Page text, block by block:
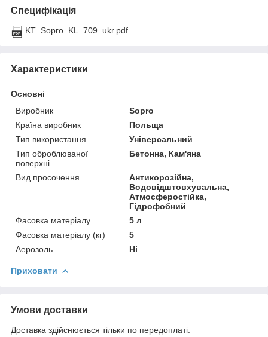
Специфікація
KT_Sopro_KL_709_ukr.pdf
Характеристики
Основні
Виробник
Sopro
Країна виробник
Польща
Тип використання
Універсальний
Тип оброблюваної
поверхні
Бетонна, Кам'яна
Вид просочення
Антикорозійна,
Водовідштовхувальна,
Атмосферостійка,
Гідрофобний
Фасовка матеріалу
5 л
Фасовка матеріалу (кг)
5
Аерозоль
Ні
Приховати
Умови доставки
Доставка здійснюється тільки по передоплаті.